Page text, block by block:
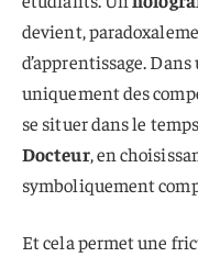
devient,
d’apprentissage. Dans
uniquement des
se situer dans le
Docteur, en
symboliquement
Et cela permet une